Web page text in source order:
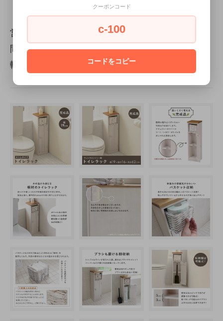
お問い合わせフォームはこちらから>>
営業時間は8:00~21:00ですが、少しくらい早い時
間でも、逆に遅い時間でも対応いたします。お気
軽にお問い合わせください。
クーポンコード
c-100
コードをコピー